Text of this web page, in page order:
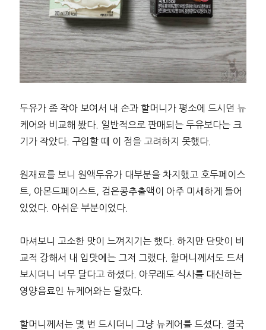
두유가 좀 작아 보여서 내 손과 할머니가 평소에 드시던 뉴
케어와 비교해 봤다. 일반적으로 판매되는 두유보다는 크
기가 작았다. 구입할 때 이 점을 고려하지 못했다.
원재료를 보니 원액두유가 대부분을 차지했고 호두페이스
트, 아몬드페이스트, 검은콩추출액이 아주 미세하게 들어
있었다. 아쉬운 부분이었다.
마셔보니 고소한 맛이 느껴지기는 했다. 하지만 단맛이 비
교적 강해서 내 입맛에는 그저 그랬다. 할머니께서도 드셔
보시더니 너무 달다고 하셨다. 아무래도 식사를 대신하는
영양음료인 뉴케어와는 달랐다.
할머니께서는 몇 번 드시더니 그냥 뉴케어를 드셨다. 결국